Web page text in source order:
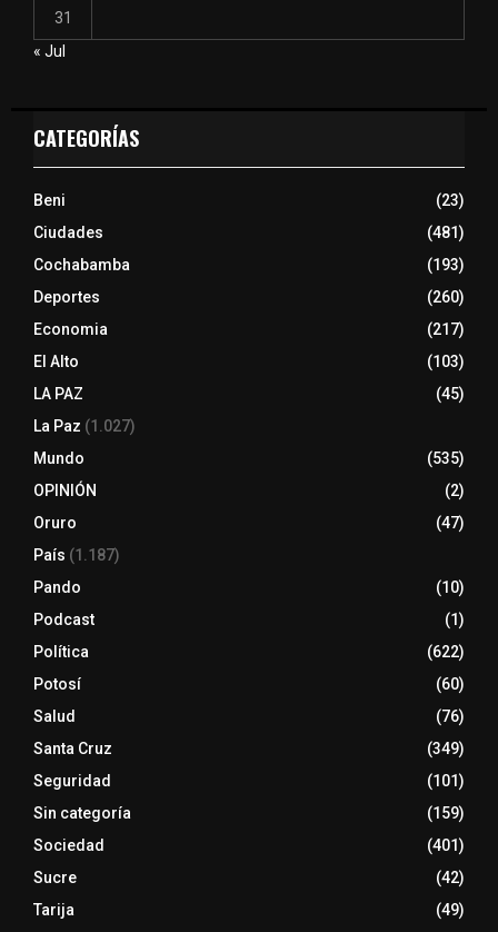
31
« Jul
CATEGORÍAS
Beni
(23)
Ciudades
(481)
Cochabamba
(193)
Deportes
(260)
Economia
(217)
El Alto
(103)
LA PAZ
(45)
La Paz (1.027)
Mundo
(535)
OPINIÓN
(2)
Oruro
(47)
País (1.187)
Pando
(10)
Podcast
(1)
Política
(622)
Potosí
(60)
Salud
(76)
Santa Cruz
(349)
Seguridad
(101)
Sin categoría
(159)
Sociedad
(401)
Sucre
(42)
Tarija
(49)